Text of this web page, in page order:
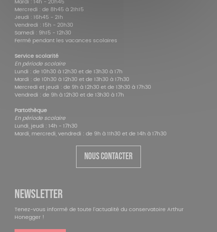
Mercredi : de 8h45 à 21h15
Jeudi : 16h45 - 21h
Vendredi : 15h - 20h30
Samedi : 9h15 - 12h30
Fermé pendant les vacances scolaires
Service scolarité
En période scolaire
Lundi : de 10h30 à 12h30 et de 13h30 à 17h
Mardi : de 10h30 à 12h30 et de 13h30 à 17h30
Mercredi et jeudi : de 9h à 12h30 et de 13h30 à 17h30
Vendredi : de 9h à 12h30 et de 13h30 à 17h
Partothèque
En période scolaire
Lundi, jeudi : 14h - 17h30
Mardi, mercredi, vendredi : de 9h à 11h30 et de 14h à 17h30
NOUS CONTACTER
NEWSLETTER
Tenez-vous informé de toute l'actualité du conservatoire Arthur
Honegger !